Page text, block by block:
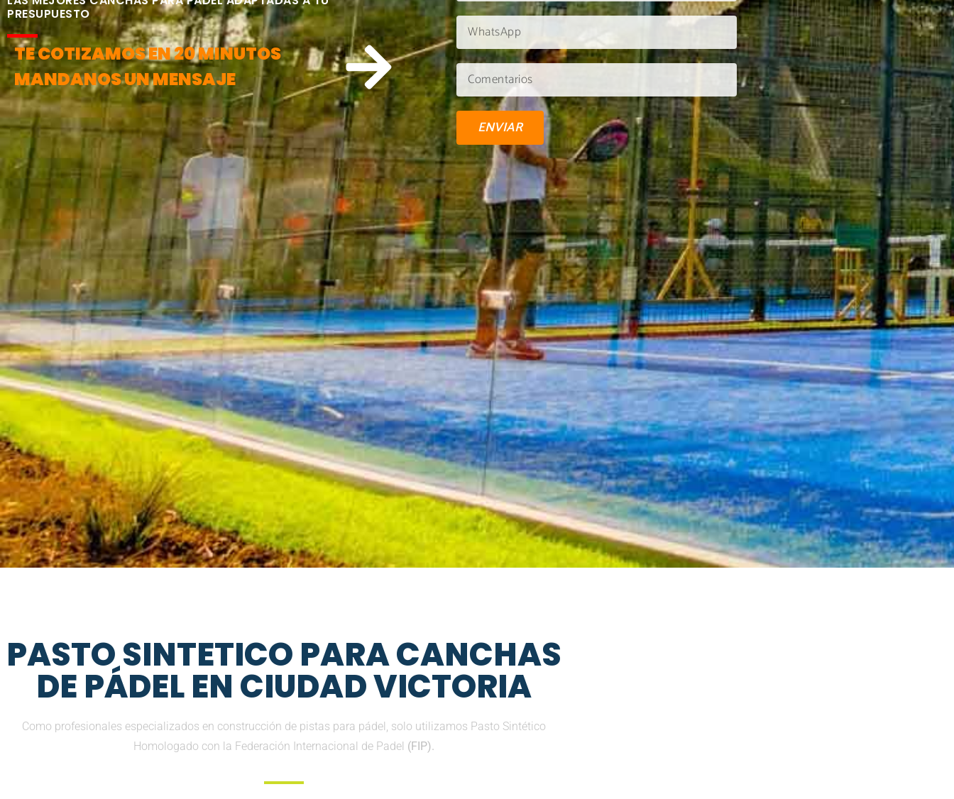
PRESUPUESTO
TE COTIZAMOS EN 20 MINUTOS
MANDANOS UN MENSAJE
ENVIAR
PASTO SINTETICO PARA CANCHAS
DE PÁDEL EN CIUDAD VICTORIA
Como profesionales especializados en construcción de pistas para pádel, solo utilizamos Pasto Sintético
Homologado con la Federación Internacional de Padel (FIP).